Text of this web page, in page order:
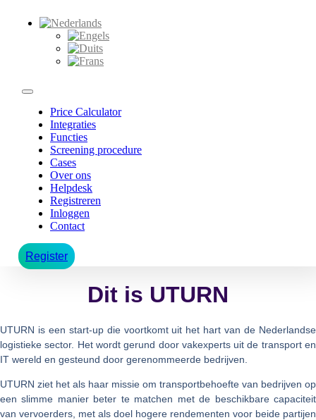
Price Calculator
Integraties
Functies
Screening procedure
Cases
Over ons
Helpdesk
Registreren
Inloggen
Contact
Register
Dit is UTURN
UTURN is een start-up die voortkomt uit het hart van de Nederlandse
logistieke sector. Het wordt gerund door vakexperts uit de transport en
IT wereld en gesteund door gerenommeerde bedrijven.
UTURN ziet het als haar missie om transportbehoefte van bedrijven op
een slimme manier beter te matchen met de beschikbare capaciteit
van vervoerders, met als doel hogere rendementen voor beide partijen